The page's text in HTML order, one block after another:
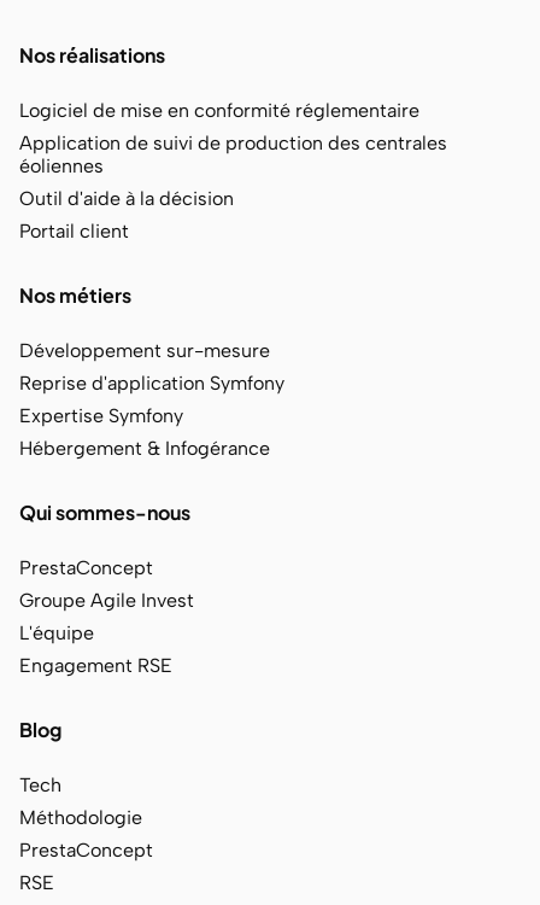
Nos réalisations
Logiciel de mise en conformité réglementaire
Application de suivi de production des centrales
éoliennes
Outil d'aide à la décision
Portail client
Nos métiers
Développement sur-mesure
Reprise d'application Symfony
Expertise Symfony
Hébergement & Infogérance
Qui sommes-nous
PrestaConcept
Groupe Agile Invest
L'équipe
Engagement RSE
Blog
Tech
Méthodologie
PrestaConcept
RSE